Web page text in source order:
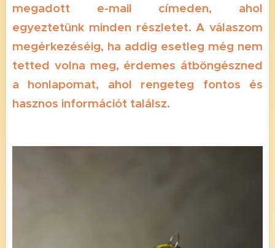
megadott e-mail címeden, ahol
egyeztetünk minden részletet. A válaszom
megérkezéséig, ha addig esetleg még nem
tetted volna meg, érdemes átböngészned
a honlapomat, ahol rengeteg fontos és
hasznos információt találsz.